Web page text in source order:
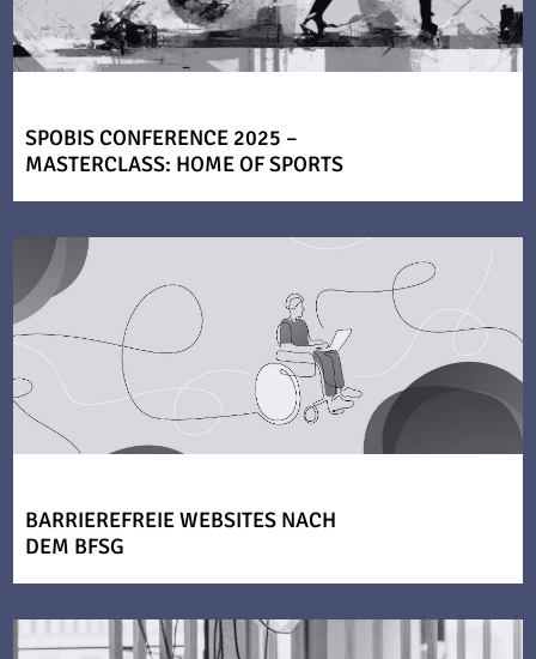
SPOBIS CONFERENCE 2025 –
MASTERCLASS: HOME OF SPORTS
BARRIEREFREIE WEBSITES NACH
DEM BFSG